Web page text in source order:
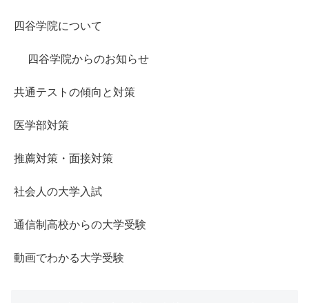
四谷学院について
四谷学院からのお知らせ
共通テストの傾向と対策
医学部対策
推薦対策・面接対策
社会人の大学入試
通信制高校からの大学受験
動画でわかる大学受験